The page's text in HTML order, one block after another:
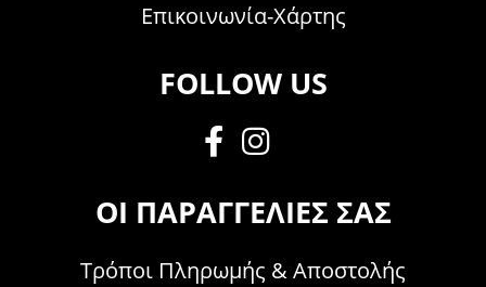
Επικοινωνία-Χάρτης
FOLLOW US
ΟΙ ΠΑΡΑΓΓΕΛΊΕΣ ΣΑΣ
Τρόποι Πληρωμής & Αποστολής